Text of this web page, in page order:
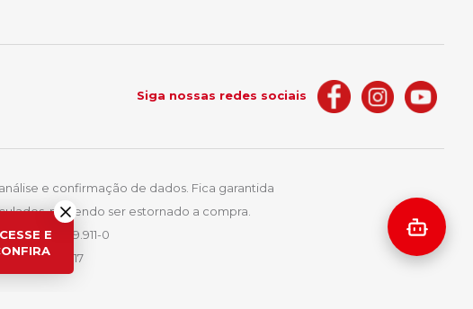
Siga nossas redes sociais
e confirmação de dados. Fica garantida
podendo ser estornado a compra.
| IE: 13.069.911-0
78460417
E